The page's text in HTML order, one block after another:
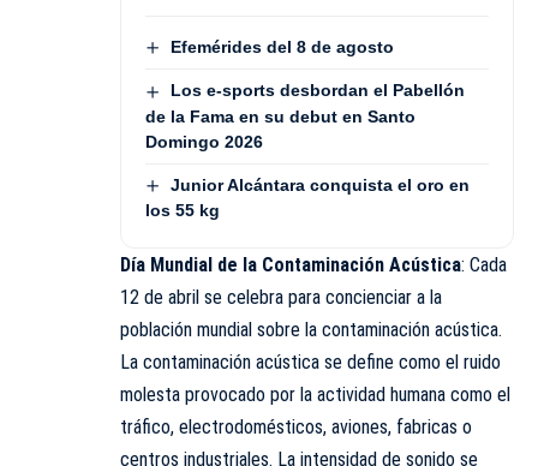
Efemérides del 8 de agosto
Los e-sports desbordan el Pabellón
de la Fama en su debut en Santo
Domingo 2026
Junior Alcántara conquista el oro en
los 55 kg
Día Mundial de la Contaminación Acústica: Cada
12 de abril se celebra para concienciar a la
población mundial sobre la contaminación acústica.
La contaminación acústica se define como el ruido
molesta provocado por la actividad humana como el
tráfico, electrodomésticos, aviones, fabricas o
centros industriales. La intensidad de sonido se